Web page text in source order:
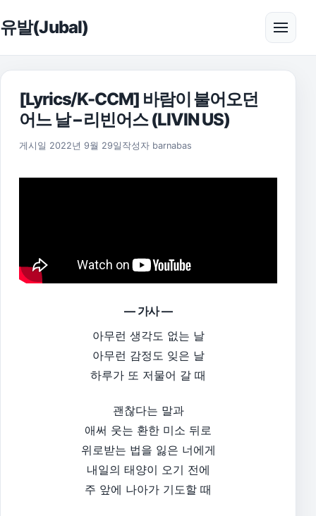
유발(Jubal) 메뉴
[Lyrics/K-CCM] 바람이 불어오던
어느 날 – 리빈어스 (LIVIN US)
게시일 2022년 9월 29일 2022년 9월 29일
작성자 barnabas
— 가사 —
아무런 생각도 없는 날
아무런 감정도 잊은 날
하루가 또 저물어 갈 때
괜찮다는 말과
애써 웃는 환한 미소 뒤로
위로받는 법을 잃은 너에게
내일의 태양이 오기 전에
주 앞에 나아가 기도할 때